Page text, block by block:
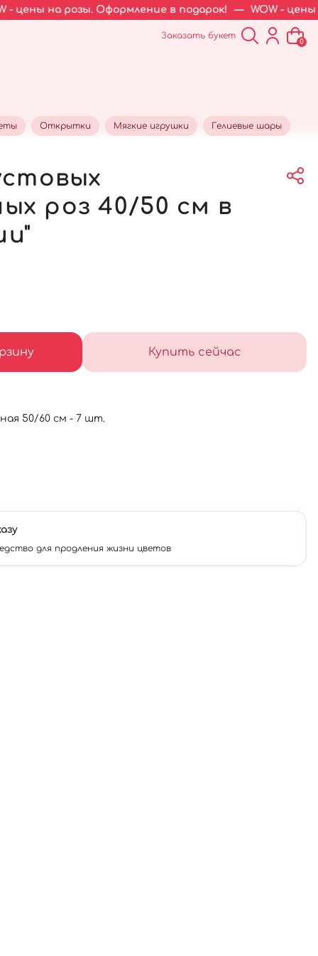
розы. Оформление в подарок! — WOW - цены на розы.
Заказать букет
0
Открытки Мягкие игрушки Гелиевые шары
роз 40/50 см в
Купить сейчас
50/60 см - 7 шт.
для продления жизни цветов